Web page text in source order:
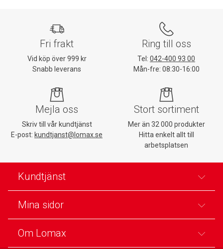
Fri frakt
Vid köp över 999 kr
Snabb leverans
Ring till oss
Tel: 042-400 93 00
Mån-fre: 08:30-16:00
Mejla oss
Skriv till vår kundtjänst
E-post: kundtjanst@lomax.se
Stort sortiment
Mer än 32 000 produkter
Hitta enkelt allt till
arbetsplatsen
Kundtjänst
Mina sidor
Om Lomax